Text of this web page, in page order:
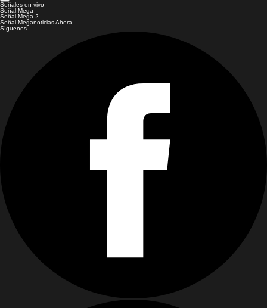
Señales en vivo
Señal Mega
Señal Mega 2
Señal Meganoticias Ahora
Síguenos